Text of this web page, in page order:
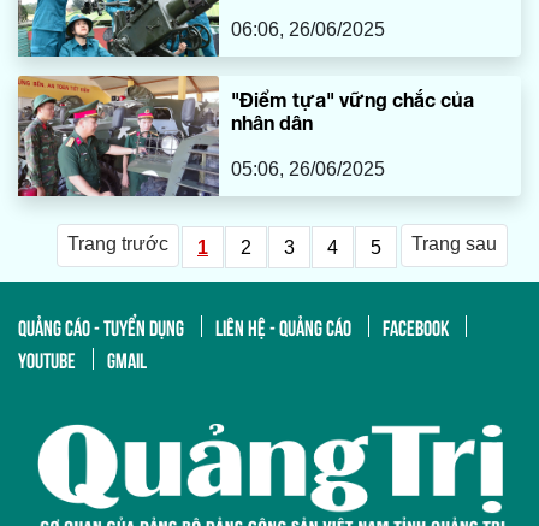
06:06, 26/06/2025
"Điểm tựa" vững chắc của
nhân dân
05:06, 26/06/2025
Trang trước 1 2 3 4 5 Trang sau
QUẢNG CÁO - TUYỂN DỤNG LIÊN HỆ - QUẢNG CÁO
FACEBOOK
YOUTUBE
GMAIL